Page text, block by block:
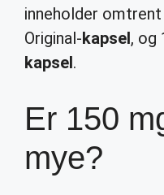
inneholder
Original-kapsel, og
kapsel.
Er 150
mye?